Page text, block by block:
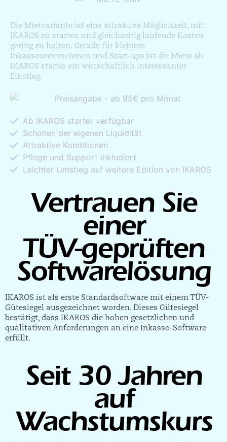
Die Mietvariante ist eine attraktive Möglichkeit, mit
IKAROS zu starten und gleichzeitig laufende Kosten
gering zu halten. Gerade für kleinere
Inkassounternehmen und Start-ups ist die Miete ab
IKAROS starter ein wirtschaftlich interessanter
Einstieg.
Ab IKAROS starter verfügbar
Schonen der eigenen Liquidität
Attraktive Konditionen
Pflege und Support inkludiert
Leichter Umstieg auf weitere Edition von IKAROS
Vertrauen Sie
einer
TÜV-geprüften
Softwarelösung
IKAROS ist als erste Standardsoftware mit einem TÜV-
Gütesiegel ausgezeichnet worden. Dieses Gütesiegel
bestätigt, dass IKAROS die hohen gesetzlichen und
qualitativen Anforderungen an eine Inkasso-Software
erfüllt.
Seit 30 Jahren
auf
Wachstumskurs